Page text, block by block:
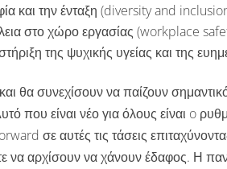
και την ένταξη (diversity and
στο χώρο εργασίας (workplace
της ψυχικής υγείας και της
θα συνεχίσουν να παίζουν
που είναι νέο για όλους είναι o
σε αυτές τις τάσεις επιταχύνοντας
να αρχίσουν να χάνουν έδαφος. Η